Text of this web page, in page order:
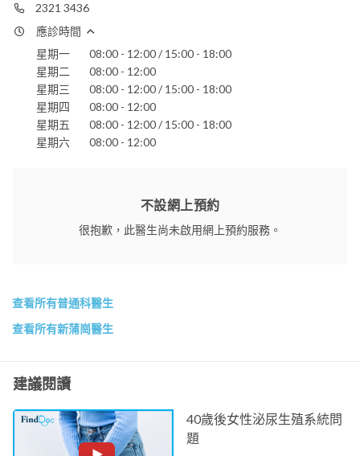
2321 3436
應診時間
星期一
08:00 - 12:00 / 15:00 - 18:00
星期二
08:00 - 12:00
星期三
08:00 - 12:00 / 15:00 - 18:00
星期四
08:00 - 12:00
星期五
08:00 - 12:00 / 15:00 - 18:00
星期六
08:00 - 12:00
不設網上預約
很抱歉，此醫生尚未啟用網上預約服務。
查看所有普通科醫生
查看所有新蒲崗醫生
建議閱讀
40歲後女性泌尿生殖系統問
題